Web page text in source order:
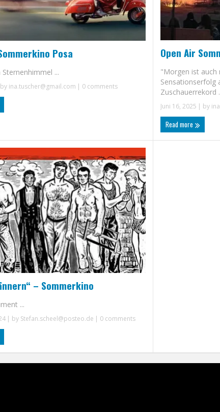
Posa
...
ina.tuscher@gmail.com | 0 comments
Open Air
"Morgen ist auch
Sensationserfolg
Zuschauerrekord
Juni 16, 2025 | by
Read more
– Sommerkino
...
| by Stefan.scheel@posteo.de | 0 comments